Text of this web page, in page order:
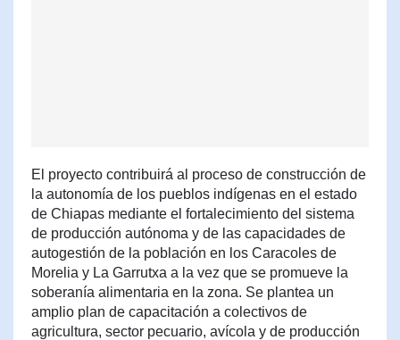
El proyecto contribuirá al proceso de construcción de
la autonomía de los pueblos indígenas en el estado
de Chiapas mediante el fortalecimiento del sistema
de producción autónoma y de las capacidades de
autogestión de la población en los Caracoles de
Morelia y La Garrutxa a la vez que se promueve la
soberanía alimentaria en la zona. Se plantea un
amplio plan de capacitación a colectivos de
agricultura, sector pecuario, avícola y de producción